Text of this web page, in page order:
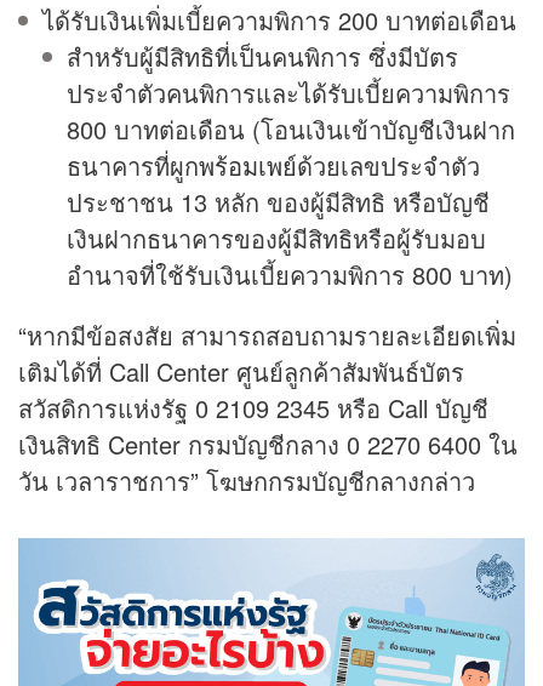
ได้รับเงินเพิ่มเบี้ยความพิการ 200 บาทต่อเดือน
สำหรับผู้มีสิทธิที่เป็นคนพิการ ซึ่งมีบัตร
ประจำตัวคนพิการและได้รับเบี้ยความพิการ
800 บาทต่อเดือน (โอนเงินเข้าบัญชีเงินฝาก
ธนาคารที่ผูกพร้อมเพย์ด้วยเลขประจำตัว
ประชาชน 13 หลัก ของผู้มีสิทธิ หรือบัญชี
เงินฝากธนาคารของผู้มีสิทธิหรือผู้รับมอบ
อำนาจที่ใช้รับเงินเบี้ยความพิการ 800 บาท)
“หากมีข้อสงสัย สามารถสอบถามรายละเอียดเพิ่ม
เติมได้ที่ Call Center ศูนย์ลูกค้าสัมพันธ์บัตร
สวัสดิการแห่งรัฐ 0 2109 2345 หรือ Call บัญชี
เงินสิทธิ Center กรมบัญชีกลาง 0 2270 6400 ใน
วัน เวลาราชการ” โฆษกกรมบัญชีกลางกล่าว